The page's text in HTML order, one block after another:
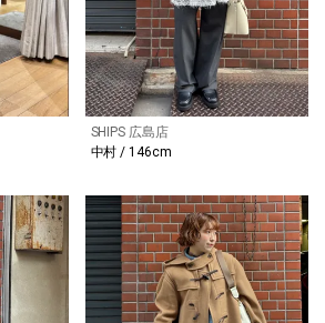
SHIPS 広島店
中村 / 146cm